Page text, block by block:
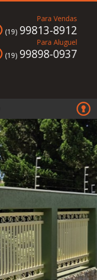
Para Vendas
(19) 99813-8912
Para Aluguel
(19) 99898-0937